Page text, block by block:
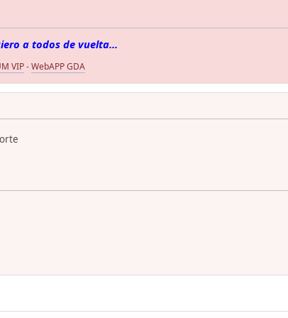
a todos de vuelta...
VIP-WebAPP GDA